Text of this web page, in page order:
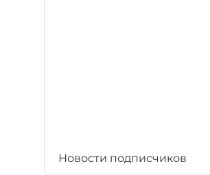
Новости подписчиков